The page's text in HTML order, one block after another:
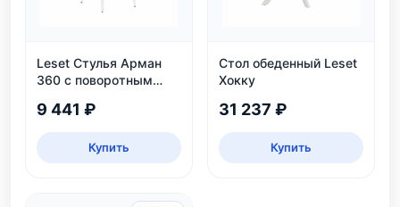
Leset Стулья Арман
360 с поворотным
9 441 ₽
Купить
Стол обеденный Leset
Хокку
31 237 ₽
Купить